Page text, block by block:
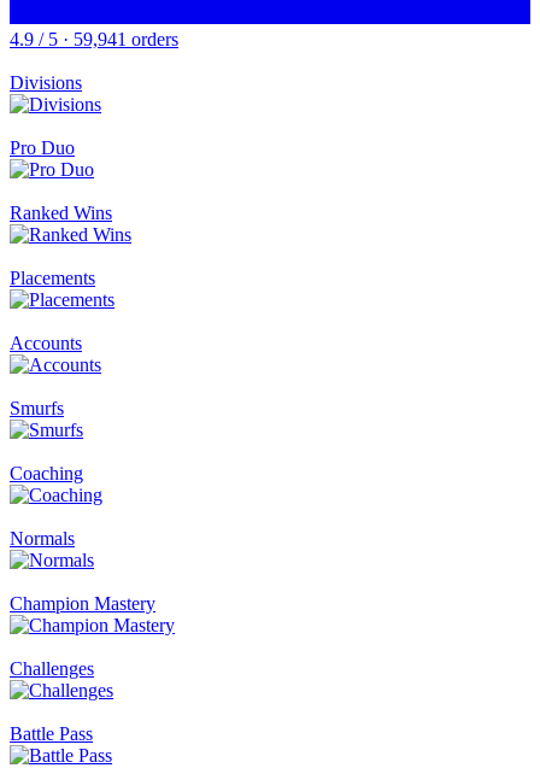
4.9 / 5 · 59,941 orders
Divisions
Pro Duo
Ranked Wins
Placements
Accounts
Smurfs
Coaching
Normals
Champion Mastery
Challenges
Battle Pass